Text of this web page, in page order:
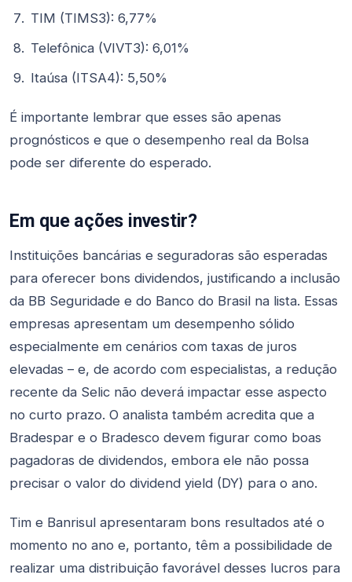
TIM (TIMS3): 6,77%
Telefônica (VIVT3): 6,01%
Itaúsa (ITSA4): 5,50%
É importante lembrar que esses são apenas
prognósticos e que o desempenho real da Bolsa
pode ser diferente do esperado.
Em que ações investir?
Instituições bancárias e seguradoras são esperadas
para oferecer bons dividendos, justificando a inclusão
da BB Seguridade e do Banco do Brasil na lista. Essas
empresas apresentam um desempenho sólido
especialmente em cenários com taxas de juros
elevadas – e, de acordo com especialistas, a redução
recente da Selic não deverá impactar esse aspecto
no curto prazo. O analista também acredita que a
Bradespar e o Bradesco devem figurar como boas
pagadoras de dividendos, embora ele não possa
precisar o valor do dividend yield (DY) para o ano.
Tim e Banrisul apresentaram bons resultados até o
momento no ano e, portanto, têm a possibilidade de
realizar uma distribuição favorável desses lucros para